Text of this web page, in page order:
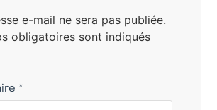
e-mail ne sera pas publiée.
obligatoires sont indiqués
*